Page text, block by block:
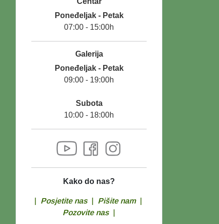
Poneđeljak - Petak
07:00 - 15:00h
Galerija
Poneđeljak - Petak
09:00 - 19:00h
Subota
10:00 - 18:00h
Kako do nas?
Posjetite nas| Pišite nam
Pozovite nas